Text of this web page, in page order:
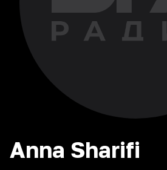
Anna Sharifi